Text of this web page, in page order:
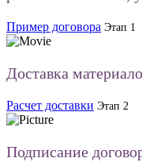
Пример договора Этап 1
Доставка
Расчет доставки Этап 2
Подписание